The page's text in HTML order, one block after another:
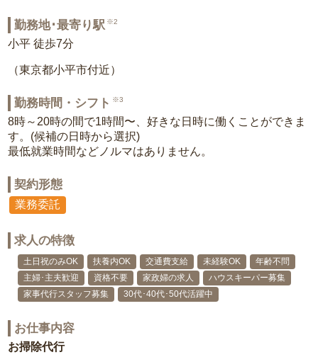
勤務地･最寄り駅 ※2
小平 徒歩7分
（東京都小平市付近）
勤務時間・シフト ※3
8時～20時の間で1時間〜、好きな日時に働くことができま
す。(候補の日時から選択)
最低就業時間などノルマはありません。
契約形態
業務委託
求人の特徴
土日祝のみOK 扶養内OK 交通費支給 未経験OK
年齢不問
主婦･主夫歓迎
資格不要 家政婦の求人
ハウスキーパー募集
家事代行スタッフ募集
30代･40代･50代活躍中
お仕事内容
お掃除代行